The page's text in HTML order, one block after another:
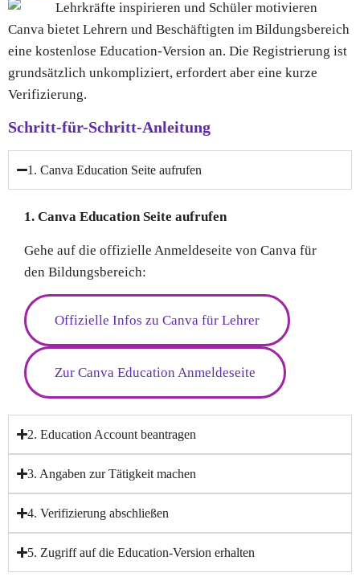
Canva bietet Lehrern und Beschäftigten im Bildungsbereich
eine kostenlose Education-Version an. Die Registrierung ist
grundsätzlich unkompliziert, erfordert aber eine kurze
Verifizierung.
Schritt-für-Schritt-Anleitung
1. Canva Education Seite aufrufen
1. Canva Education Seite aufrufen
Gehe auf die offizielle Anmeldeseite von Canva für
den Bildungsbereich:
Offizielle Infos zu Canva für Lehrer
Zur Canva Education Anmeldeseite
2. Education Account beantragen
3. Angaben zur Tätigkeit machen
4. Verifizierung abschließen
5. Zugriff auf die Education-Version erhalten